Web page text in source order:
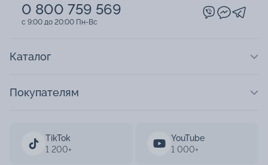
0 800 759 569
c 9:00 до 20:00 Пн-Вс
TikTok
1 200+
YouTube
1 000+
Каталог
Покупателям